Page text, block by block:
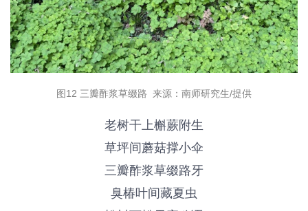
图12 三瓣酢浆草缀路 来源：南师研究生/提供
老树干上槲蕨 附生
草坪间蘑菇撑小伞
三瓣酢浆草缀路牙
臭椿叶间藏夏虫